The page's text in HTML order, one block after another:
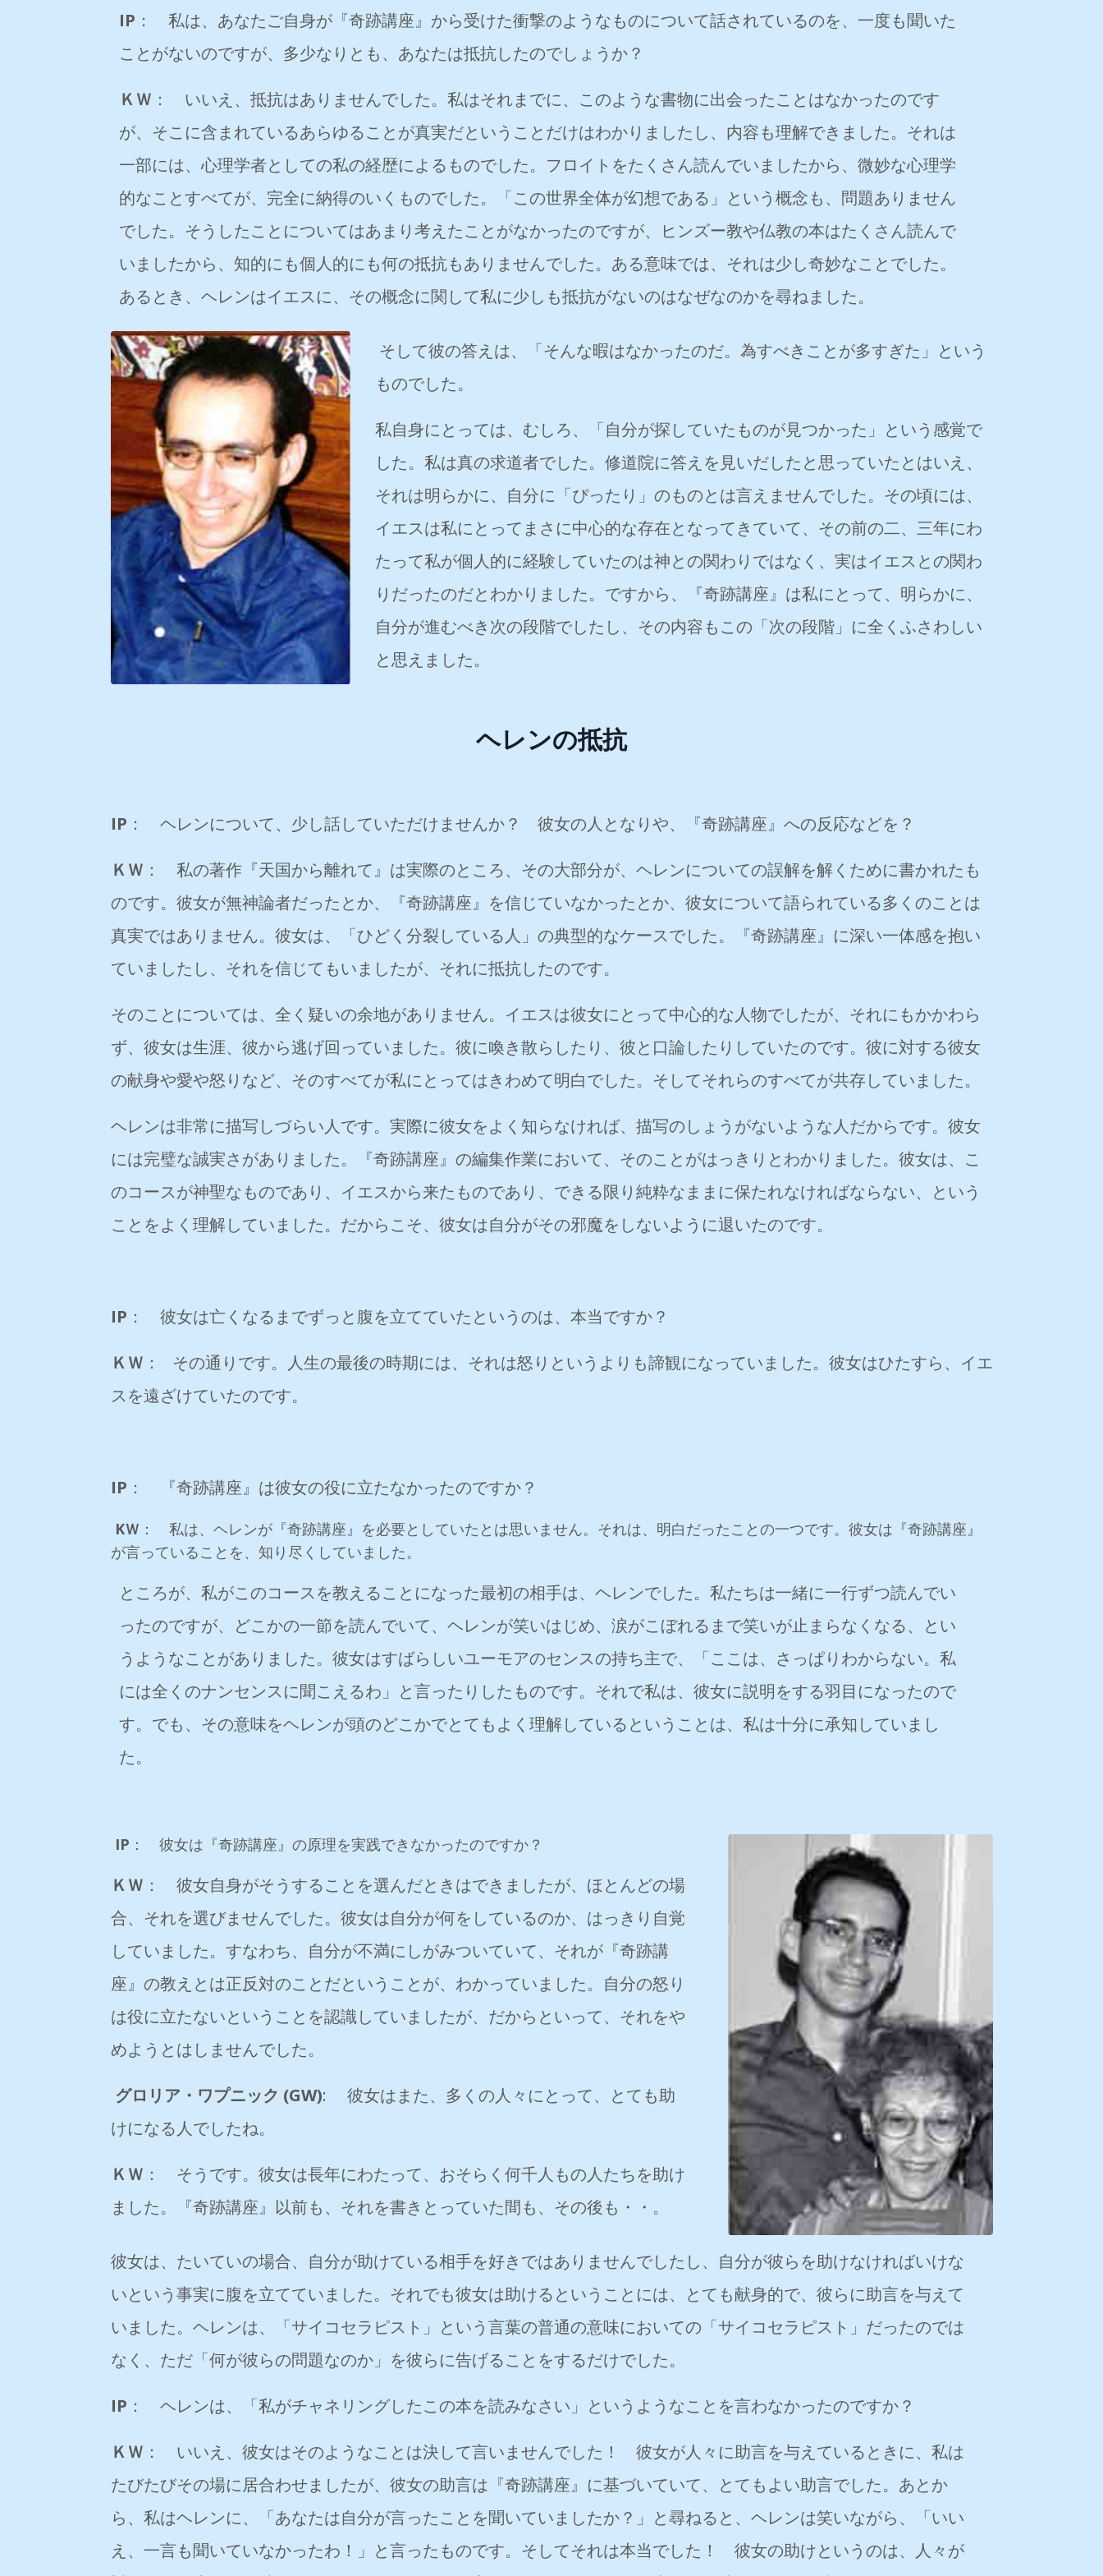
IP ： 私は、あなたご自身が『奇跡講座』から受けた衝撃のようなものについて話されているのを、一度も聞いた
ことがないのですが、多少なりとも、あなたは抵抗したのでしょうか？
ＫＷ ： いいえ、抵抗はありませんでした。私はそれまでに、このような書物に出会ったことはなかったのです
が、そこに含まれているあらゆることが真実だということだけはわかりましたし、内容も理解できました。それは
一部には、心理学者としての私の経歴によるものでした。フロイトをたくさん読んでいましたから、微妙な心理学
的なことすべてが、完全に納得のいくものでした。「この世界全体が幻想である」という概念も、問題ありません
でした。そうしたことについてはあまり考えたことがなかったのですが、ヒンズー教や仏教の本はたくさん読んで
いましたから、知的にも個人的にも何の抵抗もありませんでした。ある意味では、それは少し奇妙なことでした。
あるとき、ヘレンはイエスに、その概念に関して私に少しも抵抗がないのはなぜなのかを尋ねました。
そして彼の答えは、「そんな暇はなかったのだ。為すべきことが多すぎた」という
ものでした。
私自身にとっては、むしろ、「自分が探していたものが見つかった」という感覚で
した。私は真の求道者でした。修道院に答えを見いだしたと思っていたとはいえ、
それは明らかに、自分に「ぴったり」のものとは言えませんでした。その頃には、
イエスは私にとってまさに中心的な存在となってきていて、その前の二、三年にわ
たって私が個人的に経験していたのは神との関わりではなく、実はイエスとの関わ
りだったのだとわかりました。ですから、『奇跡講座』は私にとって、明らかに、
自分が進むべき次の段階でしたし、その内容もこの「次の段階」に全くふさわしい
と思えました。
ヘレンの抵抗
IP ： ヘレンについて、少し話していただけませんか？ 彼女の人となりや、『奇跡講座』への反応などを？
ＫＷ ： 私の著作『天国から離れて』は実際のところ、その大部分が、ヘレンについての誤解を解くために書かれたも
のです。彼女が無神論者だったとか、『奇跡講座』を信じていなかったとか、彼女について語られている多くのことは
真実ではありません。彼女は、「ひどく分裂している人」の典型的なケースでした。『奇跡講座』に深い一体感を抱い
ていましたし、それを信じてもいましたが、それに抵抗したのです。
そのことについては、全く疑いの余地がありません。イエスは彼女にとって中心的な人物でしたが、それにもかかわら
ず、彼女は生涯、彼から逃げ回っていました。彼に喚き散らしたり、彼と口論したりしていたのです。彼に対する彼女
の献身や愛や怒りなど、そのすべてが私にとってはきわめて明白でした。そしてそれらのすべてが共存していました。
ヘレンは非常に描写しづらい人です。実際に彼女をよく知らなければ、描写のしょうがないような人だからです。彼女
には完璧な誠実さがありました。『奇跡講座』の編集作業において、そのことがはっきりとわかりました。彼女は、こ
のコースが神聖なものであり、イエスから来たものであり、できる限り純粋なままに保たれなければならない、という
ことをよく理解していました。だからこそ、彼女は自分がその邪魔をしないように退いたのです。
IP ： 彼女は亡くなるまでずっと腹を立てていたというのは、本当ですか？
ＫＷ ： その通りです。人生の最後の時期には、それは怒りというよりも諦観になっていました。彼女はひたすら、イエ
スを遠ざけていたのです。
IP ： 『奇跡講座』は彼女の役に立たなかったのですか？
KＷ ： 私は、ヘレンが『奇跡講座』を必要としていたとは思いません。それは、明白だったことの一つです。彼女は『奇跡講座』
が言っていることを、知り尽くしていました。
ところが、私がこのコースを教えることになった最初の相手は、ヘレンでした。私たちは一緒に一行ずつ読んでい
ったのですが、どこかの一節を読んでいて、ヘレンが笑いはじめ、涙がこぼれるまで笑いが止まらなくなる、とい
うようなことがありました。彼女はすばらしいユーモアのセンスの持ち主で、「ここは、さっぱりわからない。私
には全くのナンセンスに聞こえるわ」と言ったりしたものです。それで私は、彼女に説明をする羽目になったので
す。でも、その意味をヘレンが頭のどこかでとてもよく理解しているということは、私は十分に承知していまし
た。
IP ： 彼女は『奇跡講座』の原理を実践できなかったのですか？
ＫＷ ： 彼女自身がそうすることを選んだときはできましたが、ほとんどの場
合、それを選びませんでした。彼女は自分が何をしているのか、はっきり自覚
していました。すなわち、自分が不満にしがみついていて、それが『奇跡講
座』の教えとは正反対のことだということが、わかっていました。自分の怒り
は役に立たないということを認識していましたが、だからといって、それをや
めようとはしませんでした。
グロリア・ワプニック (GW): 彼女はまた、多くの人々にとって、とても助
けになる人でしたね。
ＫＷ ： そうです。彼女は長年にわたって、おそらく何千人もの人たちを助け
ました。『奇跡講座』以前も、それを書きとっていた間も、その後も・・。
彼女は、たいていの場合、自分が助けている相手を好きではありませんでしたし、自分が彼らを助けなければいけな
いという事実に腹を立てていました。それでも彼女は助けるということには、とても献身的で、彼らに助言を与えて
いました。ヘレンは、「サイコセラピスト」という言葉の普通の意味においての「サイコセラピスト」だったのでは
なく、ただ「何が彼らの問題なのか」を彼らに告げることをするだけでした。
IP ： ヘレンは、「私がチャネリングしたこの本を読みなさい」というようなことを言わなかったのですか？
ＫＷ ： いいえ、彼女はそのようなことは決して言いませんでした！ 彼女が人々に助言を与えているときに、私は
たびたびその場に居合わせましたが、彼女の助言は『奇跡講座』に基づいていて、とてもよい助言でした。あとか
ら、私はヘレンに、「あなたは自分が言ったことを聞いていましたか？」と尋ねると、ヘレンは笑いながら、「いい
え、一言も聞いていなかったわ！」と言ったものです。そしてそれは本当でした！ 彼女の助けというのは、人々が